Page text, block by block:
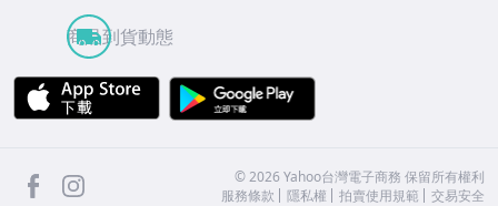
商品到貨動態
APP Store
facebook ©2026 Yahoo台灣電子商務 保留所有權利
服務條款
隱私權 拍賣使用規範 交易安全